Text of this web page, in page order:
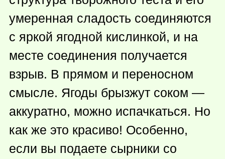
умеренная сладость соединяются
с яркой ягодной кислинкой, и на
месте соединения получается
взрыв. В прямом и переносном
смысле. Ягоды брызжут соком —
аккуратно, можно испачкаться. Но
как же это красиво! Особенно,
если вы подаете сырники со